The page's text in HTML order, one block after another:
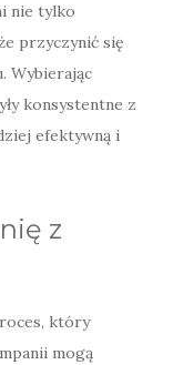
nie tylko
przyczynić się
Wybierając
konsystentne z
efektywną i
z
który
mogą